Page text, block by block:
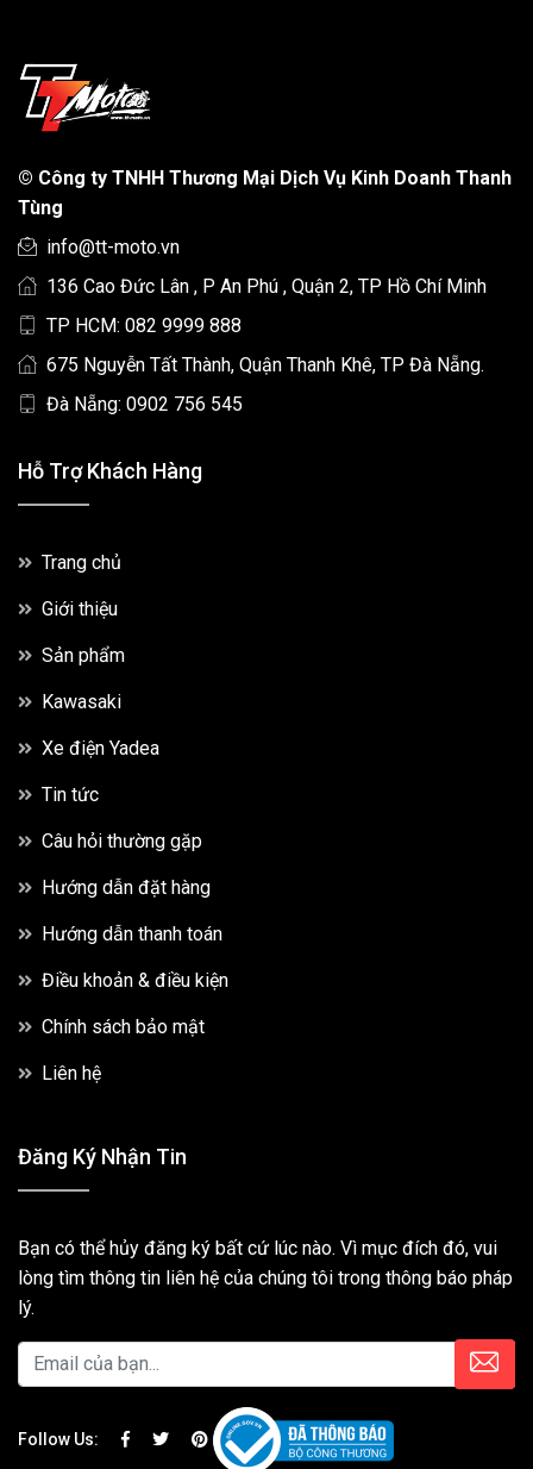
© Công ty TNHH Thương Mại Dịch Vụ Kinh Doanh Thanh
Tùng
info@tt-moto.vn
136 Cao Đức Lân , P An Phú , Quận 2, TP Hồ Chí Minh
TP HCM: 082 9999 888
675 Nguyễn Tất Thành, Quận Thanh Khê, TP Đà Nẵng.
Đà Nẵng: 0902 756 545
Hỗ Trợ Khách Hàng
Trang chủ
Giới thiệu
Sản phẩm
Kawasaki
Xe điện Yadea
Tin tức
Câu hỏi thường gặp
Hướng dẫn đặt hàng
Hướng dẫn thanh toán
Điều khoản & điều kiện
Chính sách bảo mật
Liên hệ
Đăng Ký Nhận Tin
Bạn có thể hủy đăng ký bất cứ lúc nào. Vì mục đích đó, vui
lòng tìm thông tin liên hệ của chúng tôi trong thông báo pháp
lý.
Follow Us: